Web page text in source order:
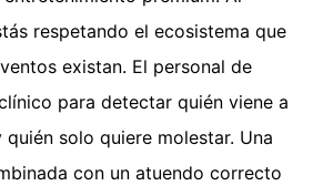
respetando el ecosistema que
existan. El personal de
para detectar quién viene a
solo quiere molestar. Una
con un atuendo correcto